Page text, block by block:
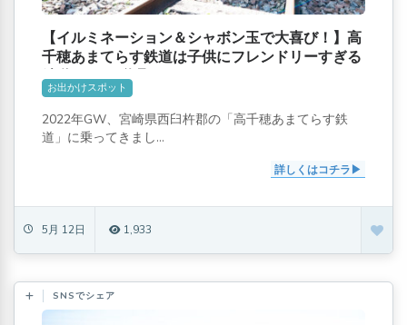
【イルミネーション＆シャボン玉で大喜び！】高
千穂あまてらす鉄道は子供にフレンドリーすぎる
鉄道でした[遊具もあるよ]
お出かけスポット
2022年GW、宮崎県西臼杵郡の「高千穂あまてらす鉄
道」に乗ってきまし...
詳しくはコチラ
5月 12日 1,933
SNSでシェア